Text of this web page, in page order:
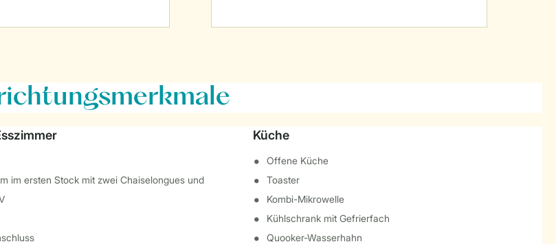
im ersten Stock mit zwei Chaiselongues und
Küche
Offene Küche
Toaster
Kombi-Mikrowelle
Kühlschrank mit Gefrierfach
Quooker-Wasserhahn